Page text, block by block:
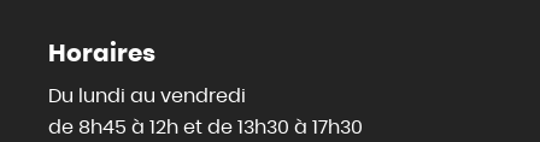
Horaires
Du lundi au vendredi
de 8h45 à 12h et de 13h30 à 17h30